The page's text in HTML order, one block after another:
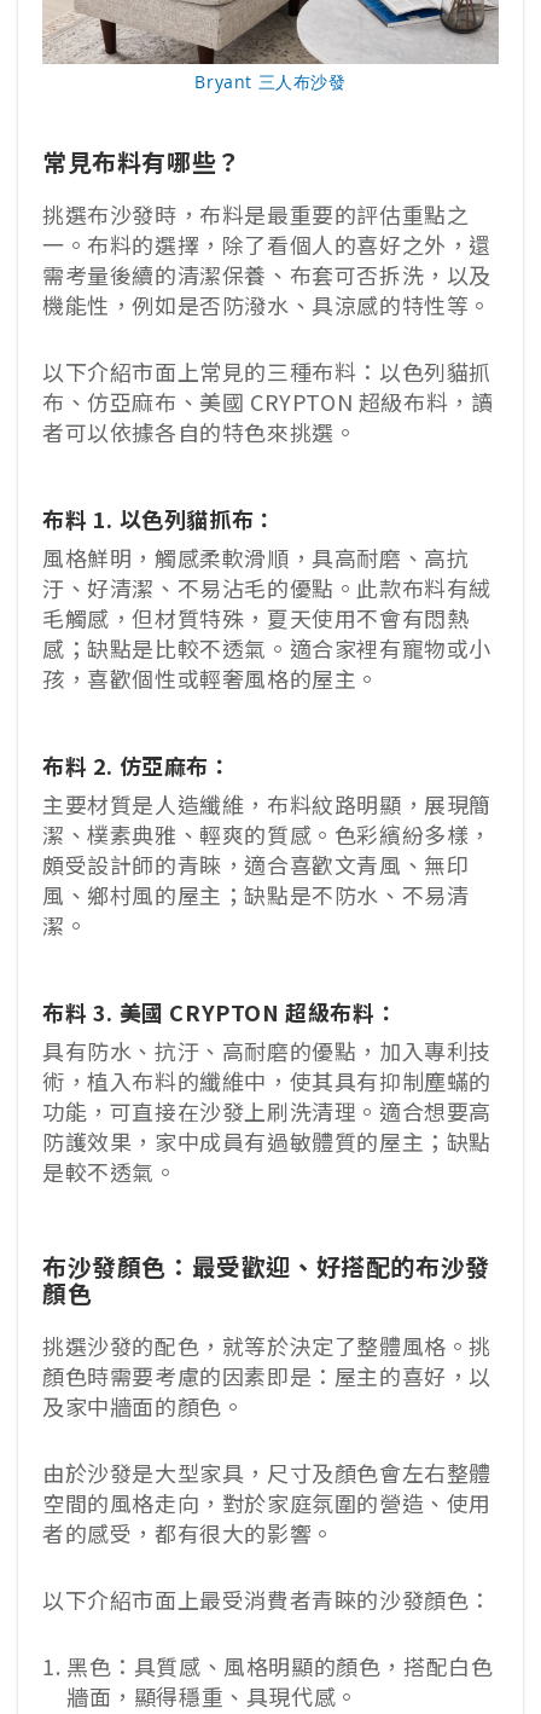
Bryant 三人布沙發
常見布料有哪些？
挑選布沙發時，布料是最重要的評估重點之
一。布料的選擇，除了看個人的喜好之外，還
需考量後續的清潔保養、布套可否拆洗，以及
機能性，例如是否防潑水、具涼感的特性等。
以下介紹市面上常見的三種布料：以色列貓抓
布、仿亞麻布、美國 CRYPTON 超級布料，讀
者可以依據各自的特色來挑選。
布料 1. 以色列貓抓布：
風格鮮明，觸感柔軟滑順，具高耐磨、高抗
汙、好清潔、不易沾毛的優點。此款布料有絨
毛觸感，但材質特殊，夏天使用不會有悶熱
感；缺點是比較不透氣。適合家裡有寵物或小
孩，喜歡個性或輕奢風格的屋主。
布料 2. 仿亞麻布：
主要材質是人造纖維，布料紋路明顯，展現簡
潔、樸素典雅、輕爽的質感。色彩繽紛多樣，
頗受設計師的青睞，適合喜歡文青風、無印
風、鄉村風的屋主；缺點是不防水、不易清
潔。
布料 3. 美國 CRYPTON 超級布料：
具有防水、抗汙、高耐磨的優點，加入專利技
術，植入布料的纖維中，使其具有抑制塵蟎的
功能，可直接在沙發上刷洗清理。適合想要高
防護效果，家中成員有過敏體質的屋主；缺點
是較不透氣。
布沙發顏色：最受歡迎、好搭配的布沙發
顏色
挑選沙發的配色，就等於決定了整體風格。挑
顏色時需要考慮的因素即是：屋主的喜好，以
及家中牆面的顏色。
由於沙發是大型家具，尺寸及顏色會左右整體
空間的風格走向，對於家庭氛圍的營造、使用
者的感受，都有很大的影響。
以下介紹市面上最受消費者青睞的沙發顏色：
黑色：具質感、風格明顯的顏色，搭配白色
牆面，顯得穩重、具現代感。